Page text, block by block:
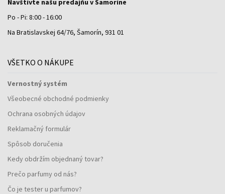
Navštívte našu predajňu v Šamoríne
Po - Pi: 8:00 - 16:00
Na Bratislavskej 64/76, Šamorín, 931 01
VŠETKO O NÁKUPE
Vernostný systém
Všeobecné obchodné podmienky
Ochrana osobných údajov
Reklamačný formulár
Spôsob doručenia
Kedy obdržím objednaný tovar?
Prečo parfumy od nás?
Čo je tester u parfumov?